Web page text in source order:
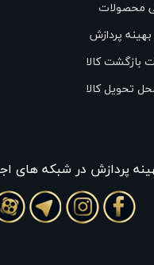
محصولات
پردازش
بازگشت کالا
تحویل کالا
پردازش در شبکه های